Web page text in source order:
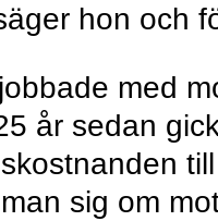
hon och
med
år sedan
sig om